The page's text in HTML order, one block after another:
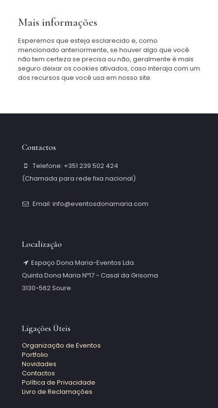
Mais informações
Esperemos que esteja esclarecido e, como
mencionado anteriormente, se houver algo que você
não tem certeza se precisa ou não, geralmente é mais
seguro deixar os cookies ativados, caso interaja com um
dos recursos que você usa em nosso site.
Contactos
Telefone: +351 239 502 424
(Chamada para rede fixa nacional)
Email: info@eventosdonamaria.com
Localização
Espaço Dona Maria-Eventos Lda.
Quinta Dona Maria Nº17 - Casal da Grisoma
3130-562 Soure
Ligações Úteis
Organização de Eventos
Portfolio
Novidades
Contactos
Política de Privacidade
Livro de Reclamações